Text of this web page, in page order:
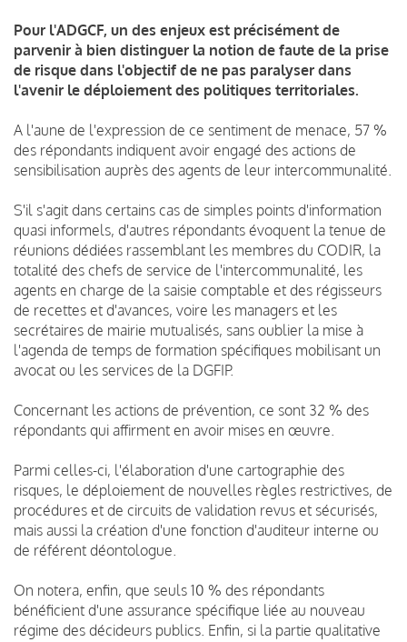
Pour l'ADGCF, un des enjeux est précisément de
parvenir à bien distinguer la notion de faute de la prise
de risque dans l'objectif de ne pas paralyser dans
l'avenir le déploiement des politiques territoriales.
A l'aune de l'expression de ce sentiment de menace, 57 %
des répondants indiquent avoir engagé des actions de
sensibilisation auprès des agents de leur intercommunalité.
S'il s'agit dans certains cas de simples points d'information
quasi informels, d'autres répondants évoquent la tenue de
réunions dédiées rassemblant les membres du CODIR, la
totalité des chefs de service de l'intercommunalité, les
agents en charge de la saisie comptable et des régisseurs
de recettes et d'avances, voire les managers et les
secrétaires de mairie mutualisés, sans oublier la mise à
l'agenda de temps de formation spécifiques mobilisant un
avocat ou les services de la DGFIP.
Concernant les actions de prévention, ce sont 32 % des
répondants qui affirment en avoir mises en œuvre.
Parmi celles-ci, l'élaboration d'une cartographie des
risques, le déploiement de nouvelles règles restrictives, de
procédures et de circuits de validation revus et sécurisés,
mais aussi la création d'une fonction d'auditeur interne ou
de référent déontologue.
On notera, enfin, que seuls 10 % des répondants
bénéficient d'une assurance spécifique liée au nouveau
régime des décideurs publics. Enfin, si la partie qualitative